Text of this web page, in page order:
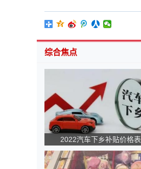
综合焦点
2022汽车下乡补贴价格表